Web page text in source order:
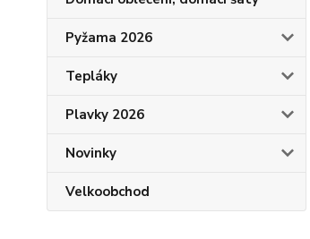
Pyžama 2026
Tepláky
Plavky 2026
Novinky
Velkoobchod